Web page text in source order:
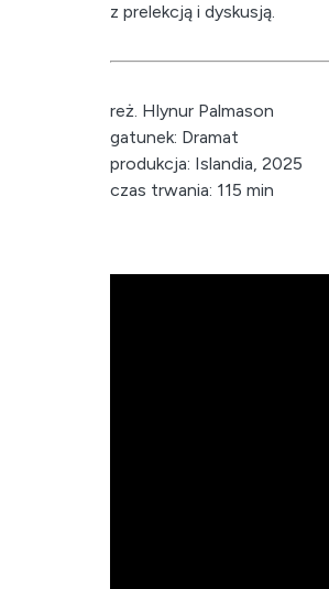
z prelekcją i dyskusją.
reż. Hlynur Palmason
gatunek: Dramat
produkcja: Islandia, 2025
czas trwania: 115 min